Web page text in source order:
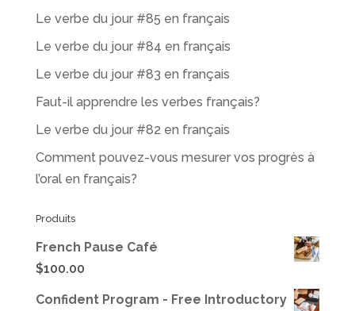
Le verbe du jour #85 en français
Le verbe du jour #84 en français
Le verbe du jour #83 en français
Faut-il apprendre les verbes français?
Le verbe du jour #82 en français
Comment pouvez-vous mesurer vos progrès à
l’oral en français?
Produits
French Pause Café
$100.00
Confident Program - Free Introductory